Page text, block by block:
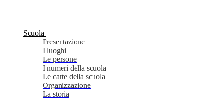
Scuola
Presentazione
I luoghi
Le persone
I numeri della scuola
Le carte della scuola
Organizzazione
La storia